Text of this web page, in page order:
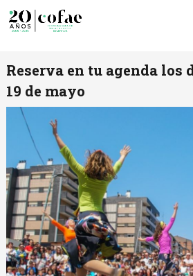
Reserva en tu agenda los
19 de mayo